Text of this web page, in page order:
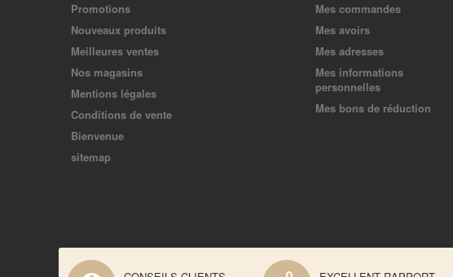
Promotions
Nouveaux produits
Meilleures ventes
Nos magasins
Mentions légales
Conditions de vente
Bienvenue
sitemap
Mes commandes
Mes avoirs
Mes adresses
Mes informations
personnelles
Mes bons de réduction